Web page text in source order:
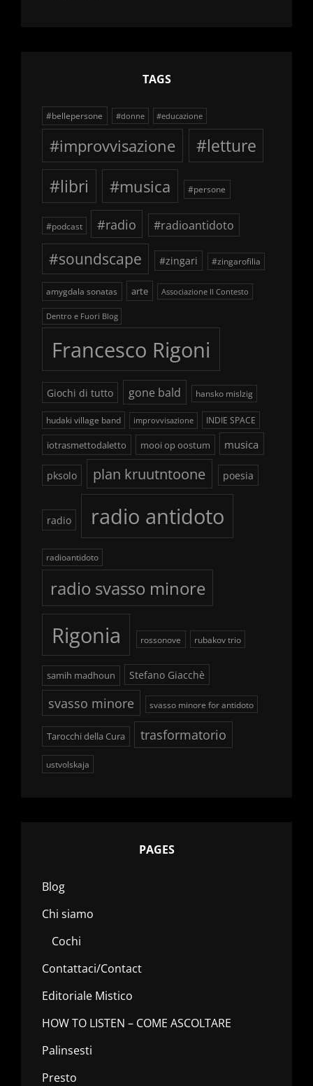
TAGS
#bellepersone #donne #educazione
#improvvisazione
#letture
#libri
#musica #persone
#podcast #radio #radioantidoto
#soundscape #zingari #zingarofilia
amygdala sonatas arte Associazione Il Contesto
Dentro e Fuori Blog
Francesco Rigoni
Giochi di tutto gone bald hansko mislzig
hudaki village band improvvisazione INDIE SPACE
iotrasmettodaletto mooi op oostum musica
pksolo plan kruutntoone poesia
radio radio antidoto
radioantidoto
radio svasso minore
Rigonia rossonove rubakov trio
samih madhoun Stefano Giacchè
svasso minore svasso minore for antidoto
Tarocchi della Cura trasformatorio
ustvolskaja
PAGES
Blog
Chi siamo
Cochi
Contattaci/Contact
Editoriale Mistico
HOW TO LISTEN – COME ASCOLTARE
Palinsesti
Presto